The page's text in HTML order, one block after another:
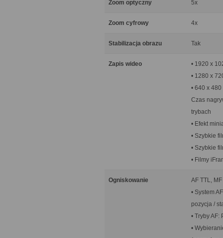
Zoom optyczny 5x
Zoom cyfrowy 4x
Stabilizacja obrazu Tak
Zapis wideo
• 1920 x
• 1280 x
• 640 x
Czas
trybach
• Efekt
• Szybkie
• Szybkie
• Filmy
Ogniskowanie
AF TTL, MF
• System
pozycja /
• Tryby
•